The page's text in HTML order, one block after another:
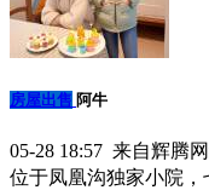
房屋出售 阿牛
05-28 18:57 来自辉腾
位于凤凰沟独家小院，